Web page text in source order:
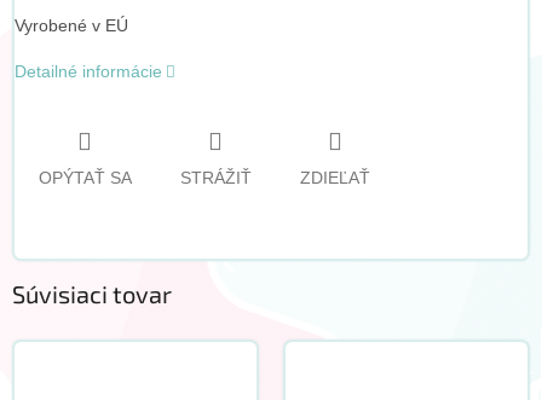
Vyrobené v EÚ
Detailné informácie
OPÝTAŤ SA STRÁŽIŤ ZDIEĽAŤ
Súvisiaci tovar